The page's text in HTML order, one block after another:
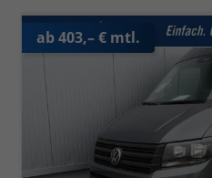
ab 403,– € mtl.